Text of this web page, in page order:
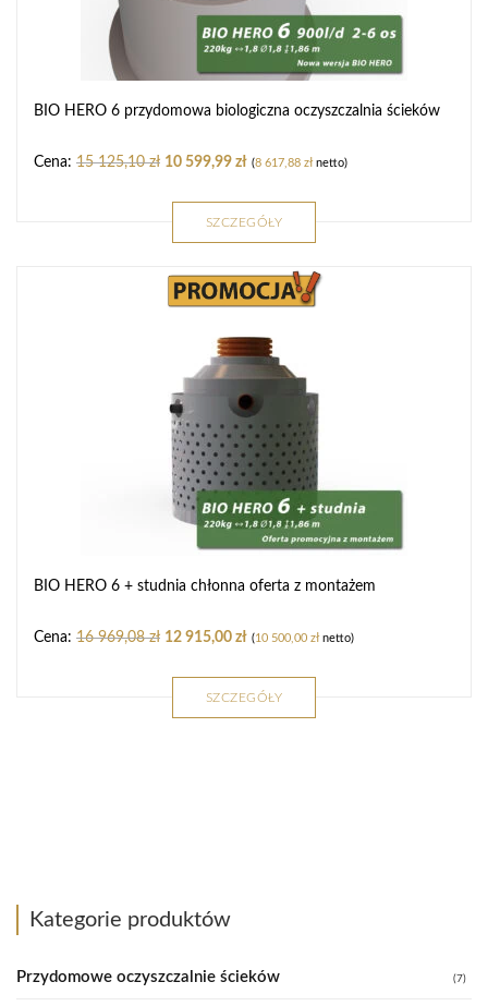
BIO HERO 6 przydomowa biologiczna oczyszczalnia ścieków
15 125,10zł 10 599,99 zł (8 617,88 złnetto)
SZCZEGÓŁY
BIO HERO 6 + studnia chłonna oferta z montażem
16 969,08zł 12 915,00 zł (10 500,00 złnetto)
SZCZEGÓŁY
Kategorie produktów
Przydomowe oczyszczalnie ścieków (7)